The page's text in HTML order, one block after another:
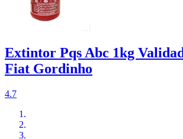
Extintor Pqs Abc 1kg
Fiat Gordinho
4.7